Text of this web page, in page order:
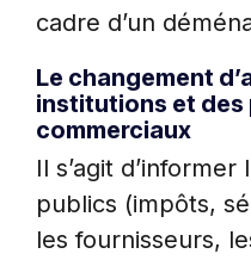
cadre d’un
Le changement
institutions et des
commerciaux
Il s’agit
publics (impôts,
les fournisseurs,